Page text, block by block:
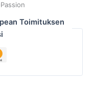
Toimituksen